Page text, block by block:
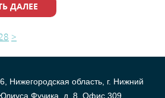
ДАЛЕЕ
>
область, г. Нижний
Фучика, д. 8, Офис 309